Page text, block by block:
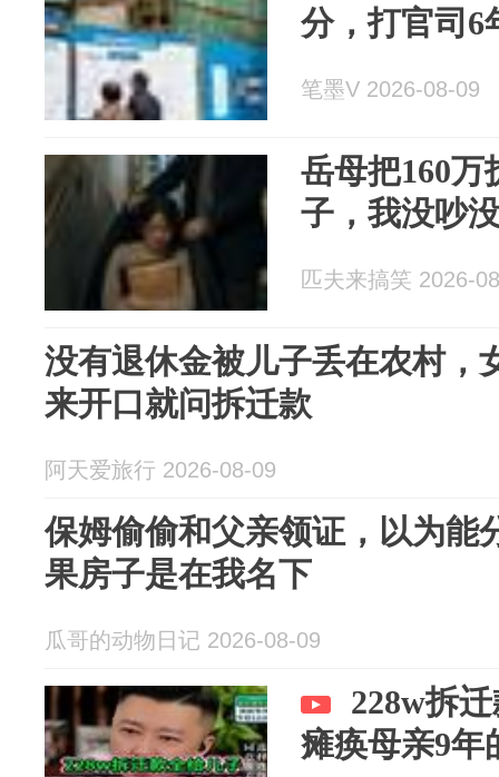
分，打官司6
笔墨V 2026-08-09
岳母把160万
子，我没吵
匹夫来搞笑 2026-
没有退休金被儿子丢在农村，
来开口就问拆迁款
阿天爱旅行 2026-08-09
保姆偷偷和父亲领证，以为能
果房子是在我名下
瓜哥的动物日记 2026-08-09
228w拆
瘫痪母亲9